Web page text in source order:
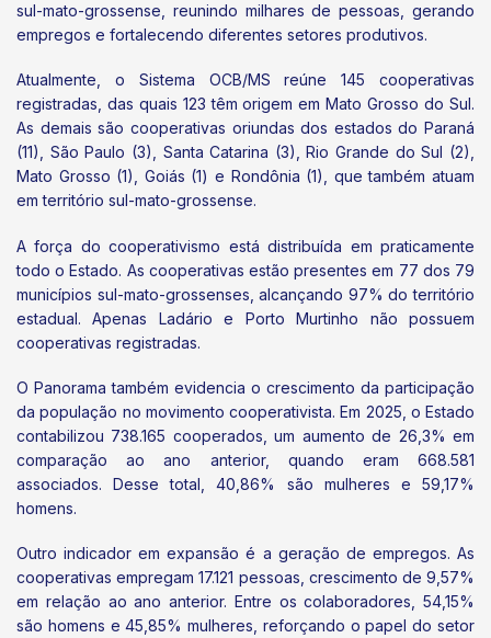
sul-mato-grossense, reunindo milhares de pessoas, gerando
empregos e fortalecendo diferentes setores produtivos.
Atualmente, o Sistema OCB/MS reúne 145 cooperativas
registradas, das quais 123 têm origem em Mato Grosso do Sul.
As demais são cooperativas oriundas dos estados do Paraná
(11), São Paulo (3), Santa Catarina (3), Rio Grande do Sul (2),
Mato Grosso (1), Goiás (1) e Rondônia (1), que também atuam
em território sul-mato-grossense.
A força do cooperativismo está distribuída em praticamente
todo o Estado. As cooperativas estão presentes em 77 dos 79
municípios sul-mato-grossenses, alcançando 97% do território
estadual. Apenas Ladário e Porto Murtinho não possuem
cooperativas registradas.
O Panorama também evidencia o crescimento da participação
da população no movimento cooperativista. Em 2025, o Estado
contabilizou 738.165 cooperados, um aumento de 26,3% em
comparação ao ano anterior, quando eram 668.581
associados. Desse total, 40,86% são mulheres e 59,17%
homens.
Outro indicador em expansão é a geração de empregos. As
cooperativas empregam 17.121 pessoas, crescimento de 9,57%
em relação ao ano anterior. Entre os colaboradores, 54,15%
são homens e 45,85% mulheres, reforçando o papel do setor